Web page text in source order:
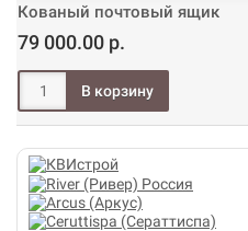
Кованый почтовый ящик
79 000.00 р.